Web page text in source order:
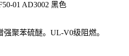
01 AD3002 黑色
强聚苯硫醚。UL-V0级阻燃。